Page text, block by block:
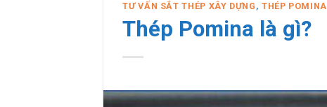
TƯ VẤN SẮT THÉP XÂY DỰNG , THÉP POMINA
Thép Pomina là gì?